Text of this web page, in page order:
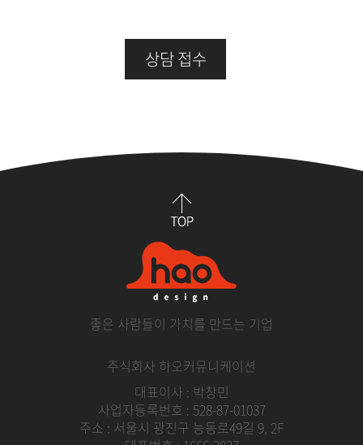
상담 접수
좋은 사람들이 가치를 만드는 기업
주식회사 하오커뮤니케이션
대표이사 : 박창민
사업자등록번호 : 528-87-01037
주소 : 서울시 광진구 능동로49길 9, 2F